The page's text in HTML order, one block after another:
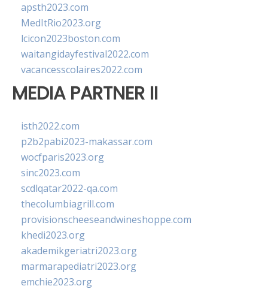
apsth2023.com
MedItRio2023.org
lcicon2023boston.com
waitangidayfestival2022.com
vacancesscolaires2022.com
MEDIA PARTNER II
isth2022.com
p2b2pabi2023-makassar.com
wocfparis2023.org
sinc2023.com
scdlqatar2022-qa.com
thecolumbiagrill.com
provisionscheeseandwineshoppe.com
khedi2023.org
akademikgeriatri2023.org
marmarapediatri2023.org
emchie2023.org